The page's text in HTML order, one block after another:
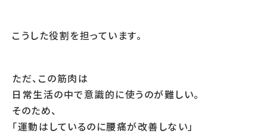
こうした役割を担っています。
ただ、この筋肉は
日常生活の中で意識的に使うのが難しい。
そのため、
「運動はしているのに腰痛が改善しない」